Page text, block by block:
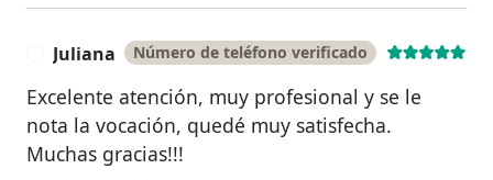
Juliana Número de teléfono verificado
Excelente atención, muy profesional y se le
nota la vocación, quedé muy satisfecha.
Muchas gracias!!!